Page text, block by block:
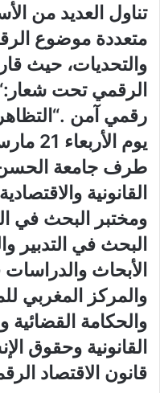
تناول العديد من
متعددة موضوع
والتحديات، حيث
الرقمي تحت
رقمي آمن
طرف جامعة الحسن
القانونية
ومختبر البحث في
البحث في التدبير
الأبحاث
والمركز المغربي
والحكامة
القانونية وحقوق
قانون الاقتصاد